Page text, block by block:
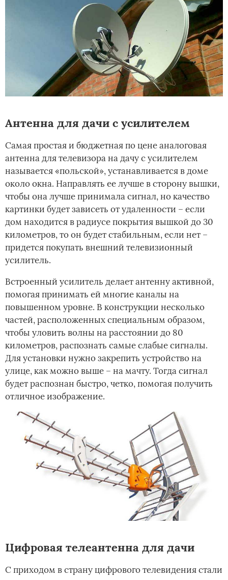
Антенна для дачи с усилителем
Самая простая и бюджетная по цене аналоговая
антенна для телевизора на дачу с усилителем
называется «польской», устанавливается в доме
около окна. Направлять ее лучше в сторону вышки,
чтобы она лучше принимала сигнал, но качество
картинки будет зависеть от удаленности – если
дом находится в радиусе покрытия вышкой до 30
километров, то он будет стабильным, если нет –
придется покупать внешний телевизионный
усилитель.
Встроенный усилитель делает антенну активной,
помогая принимать ей многие каналы на
повышенном уровне. В конструкции несколько
частей, расположенных специальным образом,
чтобы уловить волны на расстоянии до 80
километров, распознать самые слабые сигналы.
Для установки нужно закрепить устройство на
улице, как можно выше – на мачту. Тогда сигнал
будет распознан быстро, четко, помогая получить
отличное изображение.
Цифровая телеантенна для дачи
С приходом в страну цифрового телевидения стали